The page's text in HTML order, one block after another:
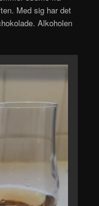
Med sig har det
Alkoholen